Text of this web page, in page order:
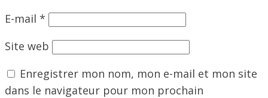
E-mail *
Site web
Enregistrer mon nom, mon e-mail et mon site
dans le navigateur pour mon prochain